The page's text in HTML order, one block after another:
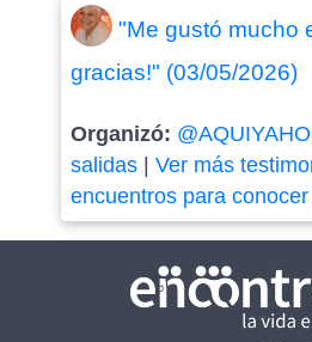
"Me gustó mucho
gracias!" (03/05/2026)
Organizó:
salidas| Ver más
encuentros para